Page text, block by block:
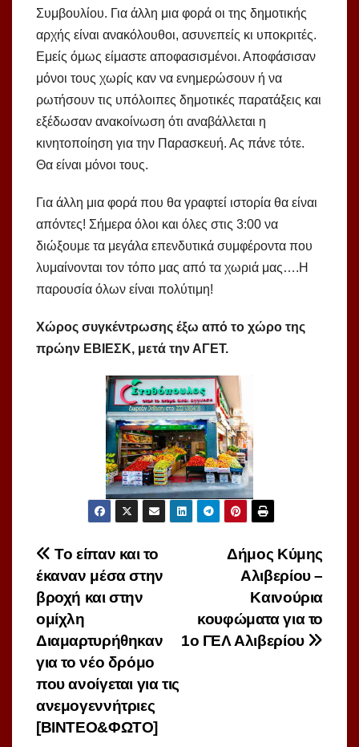
Συμβουλίου. Για άλλη μια φορά οι της δημοτικής
αρχής είναι ανακόλουθοι, ασυνεπείς κι υποκριτές.
Εμείς όμως είμαστε αποφασισμένοι. Αποφάσισαν
μόνοι τους χωρίς καν να ενημερώσουν ή να
ρωτήσουν τις υπόλοιπες δημοτικές παρατάξεις και
εξέδωσαν ανακοίνωση ότι αναβάλλεται η
κινητοποίηση για την Παρασκευή. Ας πάνε τότε.
Θα είναι μόνοι τους.
Για άλλη μια φορά που θα γραφτεί ιστορία θα είναι
απόντες! Σήμερα όλοι και όλες στις 3:00 να
διώξουμε τα μεγάλα επενδυτικά συμφέροντα που
λυμαίνονται τον τόπο μας από τα χωριά μας….Η
παρουσία όλων είναι πολύτιμη!
Χώρος συγκέντρωσης έξω από το χώρο της
πρώην ΕΒΙΕΣΚ, μετά την ΑΓΕΤ.
Πλοήγηση
άρθρων
Δήμος Κύμης
Αλιβερίου –
Καινούρια
κουφώματα για το
1ο ΓΕΛ Αλιβερίου
Το είπαν και το
έκαναν μέσα στην
βροχή και στην
ομίχλη
Διαμαρτυρήθηκαν
για το νέο δρόμο
που ανοίγεται για τις
ανεμογεννήτριες
[ΒΙΝΤΕΟ&ΦΩΤΟ]